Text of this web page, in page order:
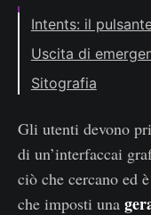
Intents: il
Uscita di
Sitografia
Gli utenti devono
di un’interfaccai
ciò che cercano ed
che imposti una